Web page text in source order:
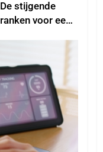
stijgende
voor een